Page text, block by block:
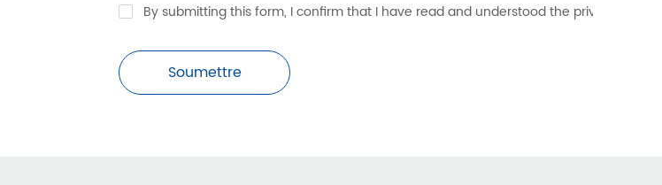
By submitting this form, I confirm that I have read and understood the privacy terms
Soumettre